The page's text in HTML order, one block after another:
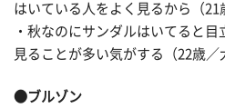
はいている人をよく見るから（21
・秋なのにサンダルはいてると
見ることが多い気がする（22歳／
●ブルゾン